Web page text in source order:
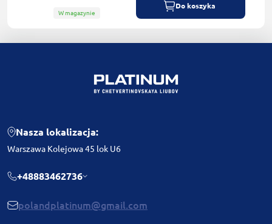
W magazynie
Do koszyka
Nasza lokalizacja:
Warszawa Kolejowa 45 lok U6
+48883462736
polandplatinum@gmail.com